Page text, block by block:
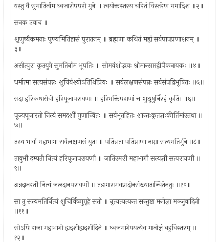
यस्तु वै सुमातिर्नाम ध्वजारोपपरो मुने ॥ त्वयोक्तस्तस्य चरितं विस्तरेण ममादिश ॥२॥
सनक उवाच ॥
श़ृणुष्वैकमनाः पुण्यमितिहासं पुरातनम् ॥ ब्रह्मणा कथितं मह्यं सर्वपापप्रणाशनम् ॥
३॥
असीत्पुरा कृतयुगे सुमतिर्नाम भूपतिः ॥ सोमवंशोद्भवः श्रीमान्सप्तद्वीपैकनायकः ॥४॥
धर्मात्मा सत्यसंपन्नः शुचिवंश्योऽतिथिप्रियः ॥ सर्वलक्षणसंपन्नः सर्वसंपद्विभूषितः ॥५॥
सदा हरिकथासेवी हरिपूजापरायणः ॥ हरिभक्तिपराणां च शुश्रूषुर्निरहं कृतिः ॥६॥
पूज्यपूजारतो नित्यं समदर्शी गुणान्वितः ॥ सर्वभूतहितः शान्तःकृतज्ञःकीर्तिमांस्तथा ॥
७॥
तस्य भार्या महाभागा सर्वलक्षणसं युता ॥ पतिव्रता पतिप्राणा नाम्ना सत्यमतिर्मुने ॥८॥
तावुभौ दम्पती नित्यं हरिपूजापरायणौ ॥ जातिस्मरौ महाभागौ सत्यज्ञौ सत्परायणौ ॥
९॥
अन्नदानरतौ नित्यं जलदानपरायणौ ॥ तडागारामवप्रादोनसंख्यातान्वितेनतुः ॥१०॥
सा तु सत्यमतिर्नित्यं शुचिर्विष्णुगृहे सती ॥ नृत्यत्यत्यन्त सन्तुष्टा मनोज्ञा मञ्जुवादिनी
॥११॥
सोऽपि राजा महाभागो द्वादशीद्वादशीदिने ॥ ध्वजमागेपयत्येव मानोज्ञं बहुविस्तरम् ॥
१२॥